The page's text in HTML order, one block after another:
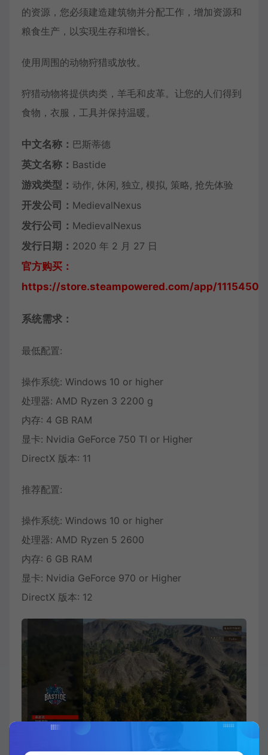
的资源，您必须建造建筑物并分配工作，增加资源和
粮食生产，以实现生存和增长。
使用周围的动物狩猎或放牧。
狩猎动物将提供肉类，羊毛和皮革。让您的人们得到
食物，衣服，工具并保持温暖。
中文名称： 巴斯蒂德
英文名称： Bastide
游戏类型： 动作, 休闲, 独立, 模拟, 策略, 抢先体验
开发公司： MedievalNexus
发行公司： MedievalNexus
发行日期： 2020 年 2 月 27 日
官方购买：
https://store.steampowered.com/app/1115450/
系统需求：
最低配置:
操作系统: Windows 10 or higher
处理器: AMD Ryzen 3 2200 g
内存: 4 GB RAM
显卡: Nvidia GeForce 750 TI or Higher
DirectX 版本: 11
推荐配置:
操作系统: Windows 10 or higher
处理器: AMD Ryzen 5 2600
内存: 6 GB RAM
显卡: Nvidia GeForce 970 or Higher
DirectX 版本: 12